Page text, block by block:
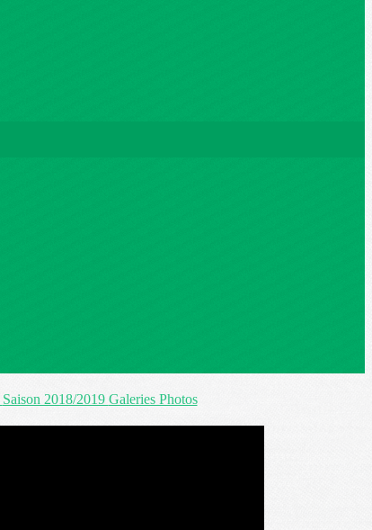
Saison 2018/2019 Galeries Photos